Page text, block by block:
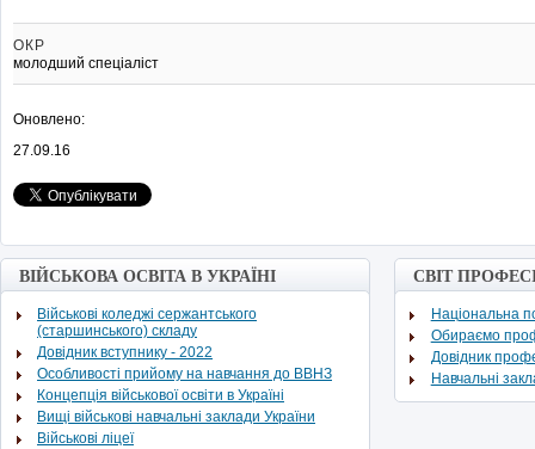
ОКР
молодший спеціаліст
Оновлено:
27.09.16
ВІЙСЬКОВА ОСВІТА В УКРАЇНІ
Військові коледжі сержантського
(старшинського) складу
Довідник вступнику - 2022
Особливості прийому на навчання до ВВНЗ
Концепція військової освіти в Україні
Вищі військові навчальні заклади України
Військові ліцеї
СВІТ
Національна
Обираємо
Довідник
Навчальні